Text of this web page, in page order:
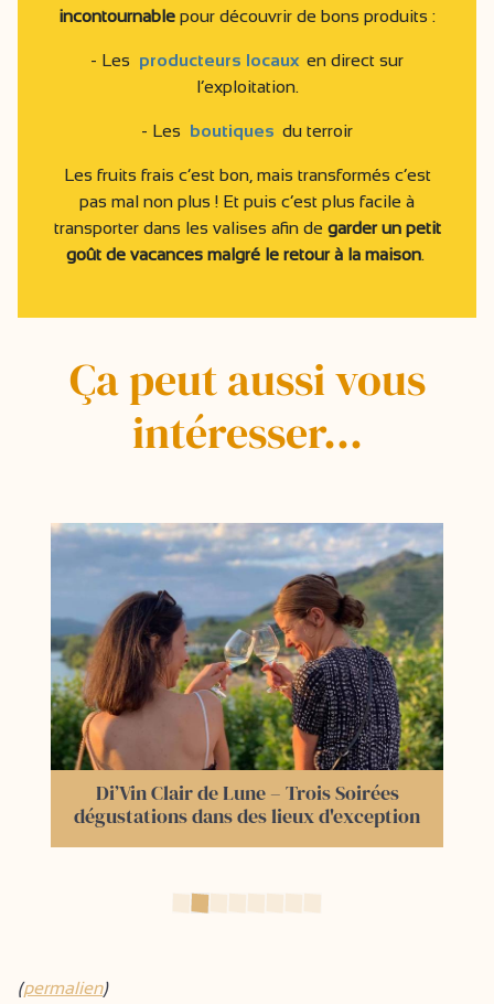
incontournable pour découvrir de bons produits :
- Les producteurs locaux en direct sur
l’exploitation.
- Les boutiques du terroir
Les fruits frais c’est bon, mais transformés c’est
pas mal non plus ! Et puis c’est plus facile à
transporter dans les valises afin de garder un petit
goût de vacances malgré le retour à la maison.
Ça peut aussi vous
intéresser...
Accords « Mai & Vins » : week-end autour
du vin
(permalien)